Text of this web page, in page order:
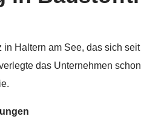
Haltern am See, das sich
das Unternehmen